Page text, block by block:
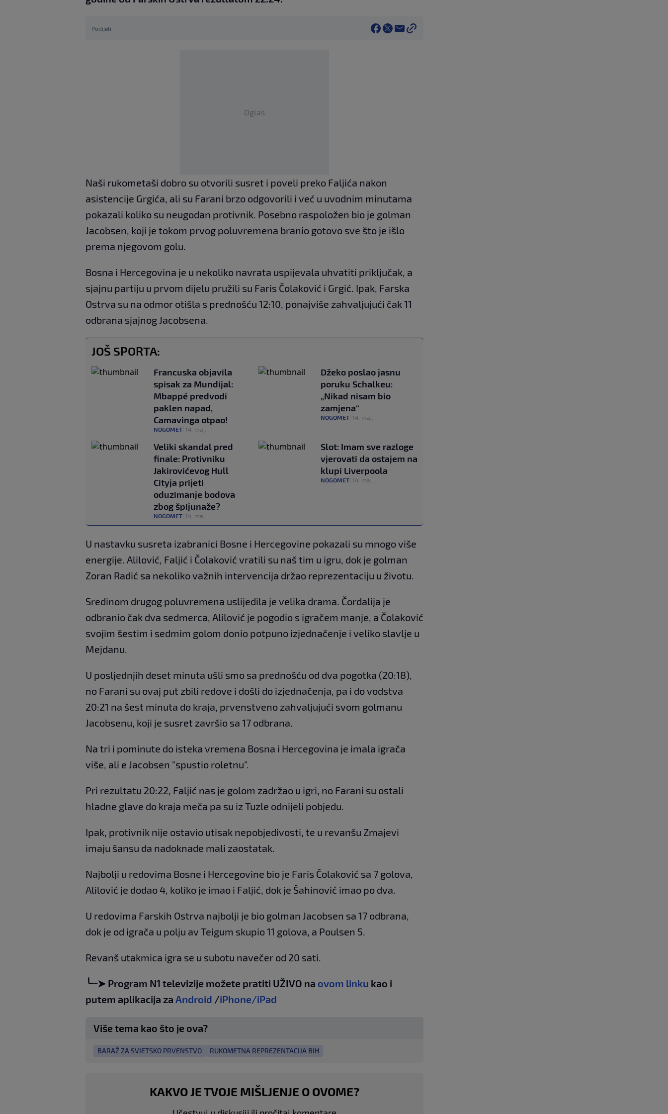
Podijeli
Oglas
Naši rukometaši dobro su otvorili susret i poveli preko Faljića nakon
asistencije Grgića, ali su Farani brzo odgovorili i već u uvodnim minutama
pokazali koliko su neugodan protivnik. Posebno raspoložen bio je golman
Jacobsen, koji je tokom prvog poluvremena branio gotovo sve što je išlo
prema njegovom golu.
Bosna i Hercegovina je u nekoliko navrata uspijevala uhvatiti priključak, a
sjajnu partiju u prvom dijelu pružili su Faris Čolaković i Grgić. Ipak, Farska
Ostrva su na odmor otišla s prednošću 12:10, ponajviše zahvaljujući čak 11
odbrana sjajnog Jacobsena.
JOŠ SPORTA:
Francuska objavila
spisak za Mundijal:
Mbappé predvodi
paklen napad,
Camavinga otpao!
NOGOMET 14. maj.
Džeko poslao jasnu
poruku Schalkeu:
„Nikad nisam bio
zamjena“
NOGOMET 14. maj.
Veliki skandal pred
finale: Protivniku
Jakirovićevog Hull
Cityja prijeti
oduzimanje bodova
zbog špijunaže?
NOGOMET 14. maj.
Slot: Imam sve razloge
vjerovati da ostajem na
klupi Liverpoola
NOGOMET 14. maj.
U nastavku susreta izabranici Bosne i Hercegovine pokazali su mnogo više
energije. Alilović, Faljić i Čolaković vratili su naš tim u igru, dok je golman
Zoran Radić sa nekoliko važnih intervencija držao reprezentaciju u životu.
Sredinom drugog poluvremena uslijedila je velika drama. Čordalija je
odbranio čak dva sedmerca, Alilović je pogodio s igračem manje, a Čolaković
svojim šestim i sedmim golom donio potpuno izjednačenje i veliko slavlje u
Mejdanu.
U posljednjih deset minuta ušli smo sa prednošću od dva pogotka (20:18),
no Farani su ovaj put zbili redove i došli do izjednačenja, pa i do vodstva
20:21 na šest minuta do kraja, prvenstveno zahvaljujući svom golmanu
Jacobsenu, koji je susret završio sa 17 odbrana.
Na tri i pominute do isteka vremena Bosna i Hercegovina je imala igrača
više, ali e Jacobsen "spustio roletnu".
Pri rezultatu 20:22, Faljić nas je golom zadržao u igri, no Farani su ostali
hladne glave do kraja meča pa su iz Tuzle odnijeli pobjedu.
Ipak, protivnik nije ostavio utisak nepobjedivosti, te u revanšu Zmajevi
imaju šansu da nadoknade mali zaostatak.
Najbolji u redovima Bosne i Hercegovine bio je Faris Čolaković sa 7 golova,
Alilović je dodao 4, koliko je imao i Faljić, dok je Šahinović imao po dva.
U redovima Farskih Ostrva najbolji je bio golman Jacobsen sa 17 odbrana,
dok je od igrača u polju av Teigum skupio 11 golova, a Poulsen 5.
Revanš utakmica igra se u subotu navečer od 20 sati.
╰┈➤ Program N1 televizije možete pratiti UŽIVO na ovom linku kao i
putem aplikacija za Android /iPhone/iPad
Više tema kao što je ova?
BARAŽ ZA SVJETSKO PRVENSTVO RUKOMETNA REPREZENTACIJA BIH
KAKVO JE TVOJE MIŠLJENJE O OVOME?